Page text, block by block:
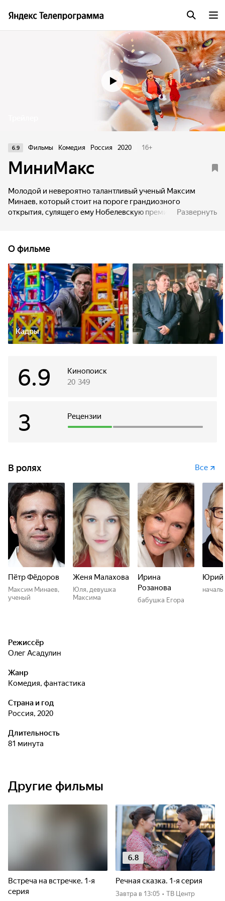
6.9 Фильмы Комедия Россия 2020 16+
МиниМакс
Молодой и невероятно талантливый ученый Максим
Минаев, который стоит на пороге грандиозного
открытия, сулящего ему Нобелевскую премию. В погоне
обычной пробирки. Оказавшись в сложной ситуации,
главный герой понимает, что остался один на один со
своими проблемами – любимая девушка бросила, а
лучший друг оказался предателем. Помочь герою
соглашается лишь 12-летний мальчик, прикованный к
инвалидному креслу.
Развернуть
О фильме
Кадры
Кинопоиск
6.9 20 349
Рецензии
3
В ролях Все
Пётр Фёдоров
Максим Минаев,
ученый
Женя Малахова
Юля, девушка
Максима
Ирина
Розанова
бабушка Егора
Юрий
Режиссёр
Олег Асадулин
Жанр
комедия, фантастика
Страна и год
Россия, 2020
Длительность
81 минута
Другие фильмы
Встреча на встречке. 1-я
серия
6.8
Речная сказка. 1-я серия
Завтра в 13:05 • ТВ Центр